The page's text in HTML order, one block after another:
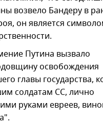
возвело Бандеру в
он является
Путина вызвало
освобождения
главы государства,
солдатам СС, лично
руками евреев,